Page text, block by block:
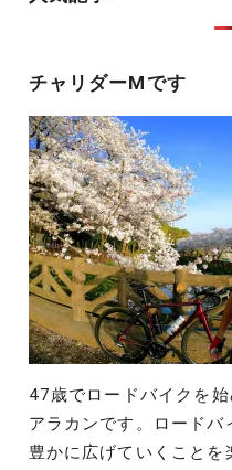
チャリダーMです
47歳でロードバイクを
アラカンです。ロード
豊かに広げていくことを